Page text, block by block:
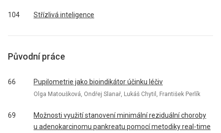
104 Střízlivá inteligence
Původní práce
66 Pupilometrie jako bioindikátor účinku léčiv
Olga Matoušková, Ondřej Slanař, Lukáš Chytil, František Perlík
69
Možnosti využití stanovení minimální reziduální choroby
u adenokarcinomu pankreatu pomocí metodiky real-time